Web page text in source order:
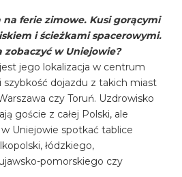
na ferie zimowe. Kusi gorącymi
i ścieżkami spacerowymi.
zobaczyć w Uniejowie?
jego lokalizacja w centrum
szybkość dojazdu z takich miast
czy Toruń. Uzdrowisko
goście z całej Polski, ale
Uniejowie spotkać tablice
łódzkiego,
pomorskiego czy